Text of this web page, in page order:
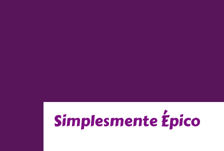
Simplesmente Épico